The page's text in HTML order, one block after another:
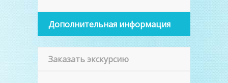
Дополнительная информация
Заказать экскурсию